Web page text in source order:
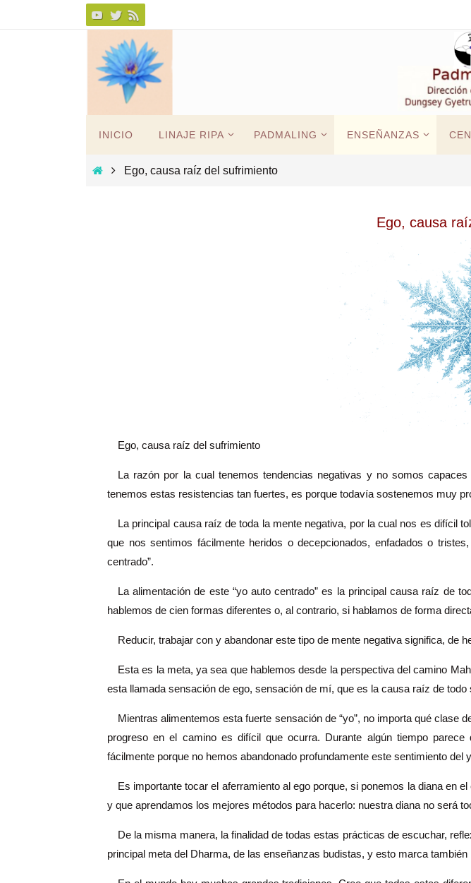
INICIO LINAJE RIPA PADMALING ENSEÑANZAS
InicioEgo, causa raíz del sufrimiento
Ego, causa
Ego, causa raíz del sufrimiento
La razón por la cual tenemos tendencias negativas y no somos
tenemos estas resistencias tan fuertes, es porque todavía sostenemos muy
La principal causa raíz de toda la mente negativa, por la cual nos es difícil
que nos sentimos fácilmente heridos o decepcionados, enfadados o
centrado”.
La alimentación de este “yo auto centrado” es la principal causa raíz de
hablemos de cien formas diferentes o, al contrario, si hablamos de forma
Reducir, trabajar con y abandonar este tipo de mente negativa significa, de
Esta es la meta, ya sea que hablemos desde la perspectiva del camino
esta llamada sensación de ego, sensación de mí, que es la causa raíz de todo
Mientras alimentemos esta fuerte sensación de “yo”, no importa qué
progreso en el camino es difícil que ocurra. Durante algún tiempo
fácilmente porque no hemos abandonado profundamente este sentimiento del
Es importante tocar el aferramiento al ego porque, si ponemos la diana en
y que aprendamos los mejores métodos para hacerlo: nuestra diana no será
De la misma manera, la finalidad de todas estas prácticas de escuchar,
principal meta del Dharma, de las enseñanzas budistas, y esto marca